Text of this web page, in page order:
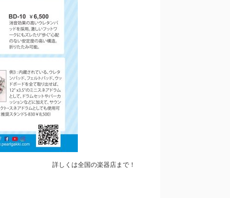
詳しくは全国の楽器店まで！